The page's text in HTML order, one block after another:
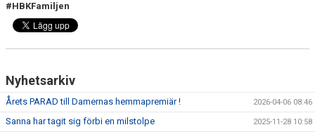
#HBKFamiljen
Nyhetsarkiv
Årets PARAD till Damernas hemmapremiär ! 2026-04-06 08:46
Sanna har tagit sig förbi en milstolpe 2025-11-28 10:58